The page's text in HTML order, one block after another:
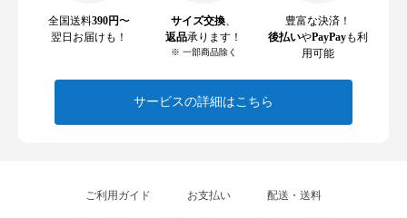
全国送料390円〜
翌日お届けも！
サイズ交換
返品承ります！
※ 一部商品除く
豊富な決済！
後払いやPayPayも利
用可能
サービスの詳細はこちら
ご利用ガイド お支払い 配送・送料